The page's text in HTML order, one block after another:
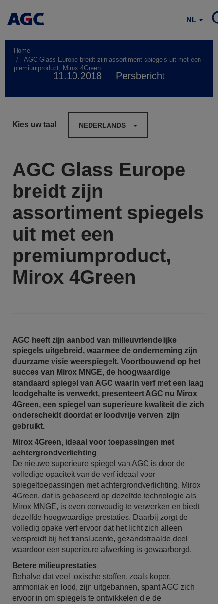
NL
Home
AGC Glass Europe breidt zijn assortiment spiegels uit met een
premiumproduct, Mirox 4Green
11.10.2018 Persbericht
Kies uw taal NEDERLANDS
AGC Glass Europe
breidt zijn
assortiment spiegels
uit met een
premiumproduct,
Mirox 4Green
AGC heeft zijn aanbod van milieuvriendelijke
spiegels uitgebreid, waarmee de onderneming zijn
duurzame visie weerspiegelt. Voortbouwend op het
succes van Mirox MNGE, de hoogwaardige
standaard spiegel van AGC waarin verf met een laag
loodgehalte is verwerkt, presenteert AGC nu Mirox
4Green, een spiegel van superieure kwaliteit die zich
onderscheidt doordat er loodvrije verven zijn
gebruikt.
Mirox 4Green, ideaal voor toepassingen met
achtergrondverlichting
De nieuwe superieure spiegel van AGC is door de
volledige opaciteit van de verf ideaal voor
spiegeltoepassingen met achtergrondverlichting. Mirox
4Green, dat is gebaseerd op dezelfde technologie als
Mirox MNGE, is even eenvoudig te verwerken en biedt
dezelfde hoogwaardige prestaties. Daarbij zorgt de
volledig opake verf ervoor dat het licht zich alleen
verspreidt bij het translucente, gezandstraalde deel
waardoor een superieure afwerking is gewaarborgd.
Betere milieuprestaties
Behalve dat veel toxische stoffen, zoals koper,
ammoniak en lood, zijn uitgebannen, spant AGC zich
ervoor in om spiegels te ontwikkelen die de